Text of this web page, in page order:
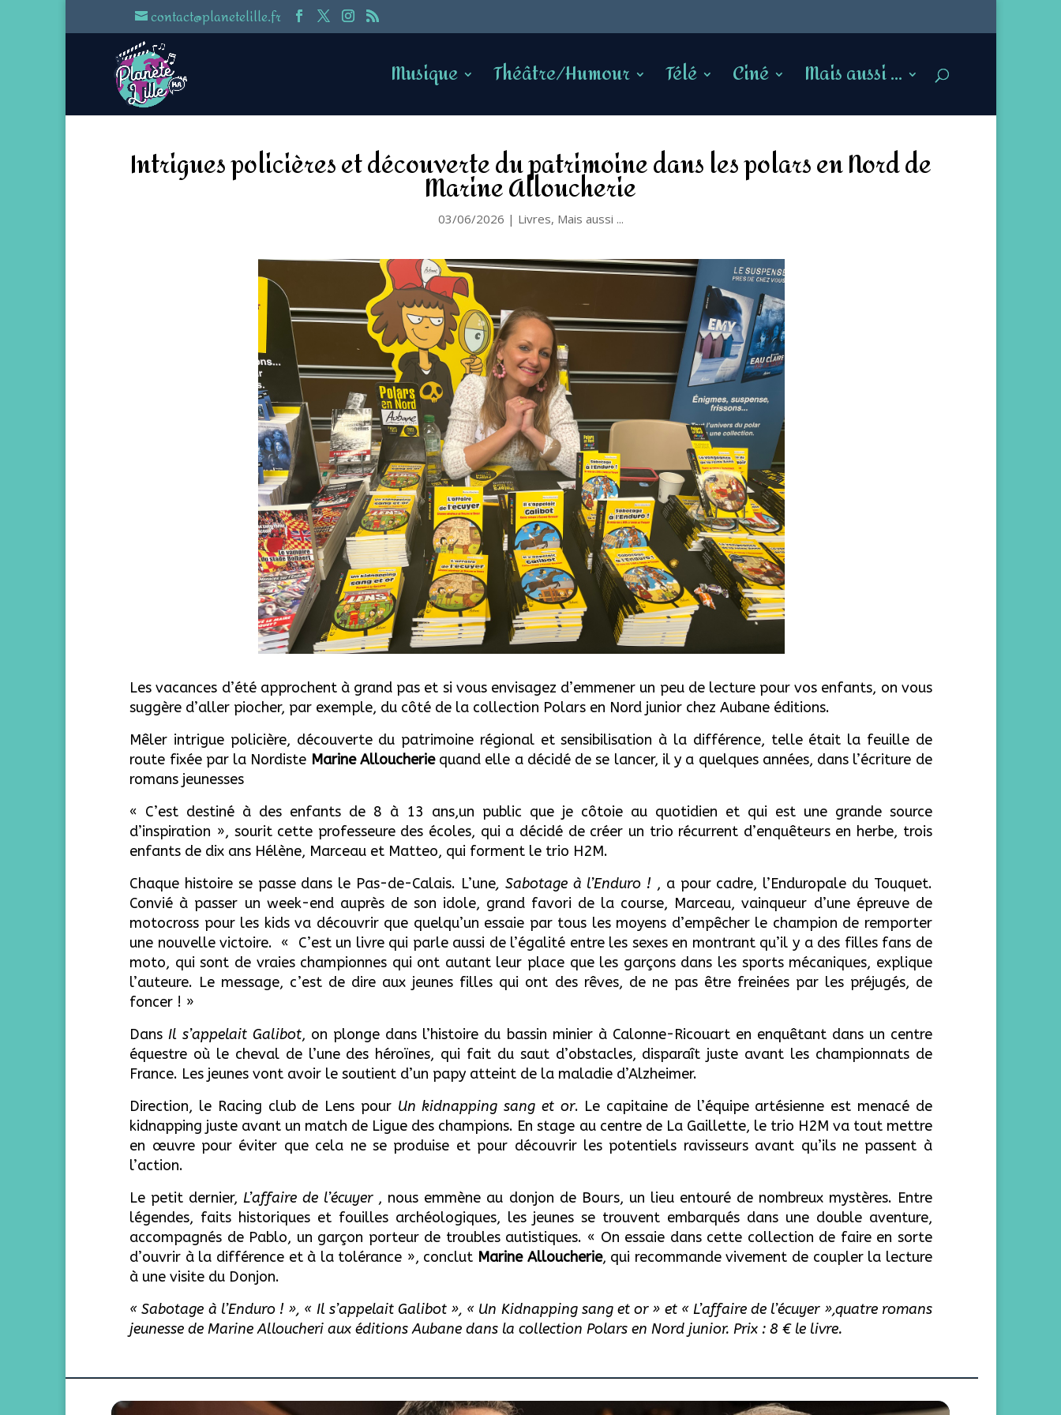
contact@planetelille.fr
Musique Théâtre/Humour Télé Ciné Mais aussi …
Intrigues policières et découverte du patrimoine dans les polars en Nord de
Marine Alloucherie
03/06/2026 | Livres, Mais aussi ...
Les vacances d’été approchent à grand pas et si vous envisagez d’emmener un peu de lecture pour vos enfants, on vous
suggère d’aller piocher, par exemple, du côté de la collection Polars en Nord junior chez Aubane éditions.
Mêler intrigue policière, découverte du patrimoine régional et sensibilisation à la différence, telle était la feuille de
route fixée par la Nordiste Marine Alloucheriequand elle a décidé de se lancer, il y a quelques années, dans l’écriture de
romans jeunesses
« C’est destiné à des enfants de 8 à 13 ans,un public que je côtoie au quotidien et qui est une grande source
d’inspiration », sourit cette professeure des écoles, qui a décidé de créer un trio récurrent d’enquêteurs en herbe, trois
enfants de dix ans Hélène, Marceau et Matteo, qui forment le trio H2M.
Chaque histoire se passe dans le Pas-de-Calais. L’une, Sabotage à l’Enduro ! , a pour cadre, l’Enduropale du Touquet.
Convié à passer un week-end auprès de son idole, grand favori de la course, Marceau, vainqueur d’une épreuve de
motocross pour les kids va découvrir que quelqu’un essaie par tous les moyens d’empêcher le champion de remporter
une nouvelle victoire. « C’est un livre qui parle aussi de l’égalité entre les sexes en montrant qu’il y a des filles fans de
moto, qui sont de vraies championnes qui ont autant leur place que les garçons dans les sports mécaniques, explique
l’auteure. Le message, c’est de dire aux jeunes filles qui ont des rêves, de ne pas être freinées par les préjugés, de
foncer ! »
Dans Il s’appelait Galibot, on plonge dans l’histoire du bassin minier à Calonne-Ricouart en enquêtant dans un centre
équestre où le cheval de l’une des héroïnes, qui fait du saut d’obstacles, disparaît juste avant les championnats de
France. Les jeunes vont avoir le soutient d’un papy atteint de la maladie d’Alzheimer.
Direction, le Racing club de Lens pour Un kidnapping sang et or. Le capitaine de l’équipe artésienne est menacé de
kidnapping juste avant un match de Ligue des champions. En stage au centre de La Gaillette, le trio H2M va tout mettre
en œuvre pour éviter que cela ne se produise et pour découvrir les potentiels ravisseurs avant qu’ils ne passent à
l’action.
Le petit dernier,L’affaire de l’écuyer, nous emmène au donjon de Bours, un lieu entouré de nombreux mystères. Entre
légendes, faits historiques et fouilles archéologiques, les jeunes se trouvent embarqués dans une double aventure,
accompagnés de Pablo, un garçon porteur de troubles autistiques. « On essaie dans cette collection de faire en sorte
d’ouvrir à la différence et à la tolérance », conclut Marine Alloucherie, qui recommande vivement de coupler la lecture
à une visite du Donjon.
« Sabotage à l’Enduro ! », « Il s’appelait Galibot », « Un Kidnapping sang et or » et « L’affaire de l’écuyer »,quatre romans
jeunesse de Marine Alloucheri aux éditions Aubane dans la collection Polars en Nord junior. Prix : 8 € le livre.